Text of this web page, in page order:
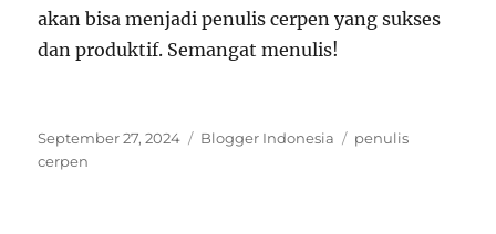
akan bisa menjadi penulis cerpen yang sukses
dan produktif. Semangat menulis!
Posted
on
September 27, 2024 Categories
Blogger Indonesia Tags
penulis
cerpen